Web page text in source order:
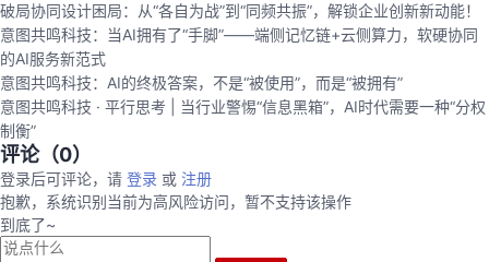
破局协同设计困局：从“各自为战”到“同频共振”，解锁企业创新新动能！
意图共鸣科技：当AI拥有了“手脚”——端侧记忆链+云侧算力，软硬协同
的AI服务新范式
意图共鸣科技：AI的终极答案，不是“被使用”，而是“被拥有”
意图共鸣科技 · 平行思考 | 当行业警惕“信息黑箱”，AI时代需要一种“分权
制衡”
评论（0）
登录后可评论，请 登录 或 注册
抱歉，系统识别当前为高风险访问，暂不支持该操作
到底了~